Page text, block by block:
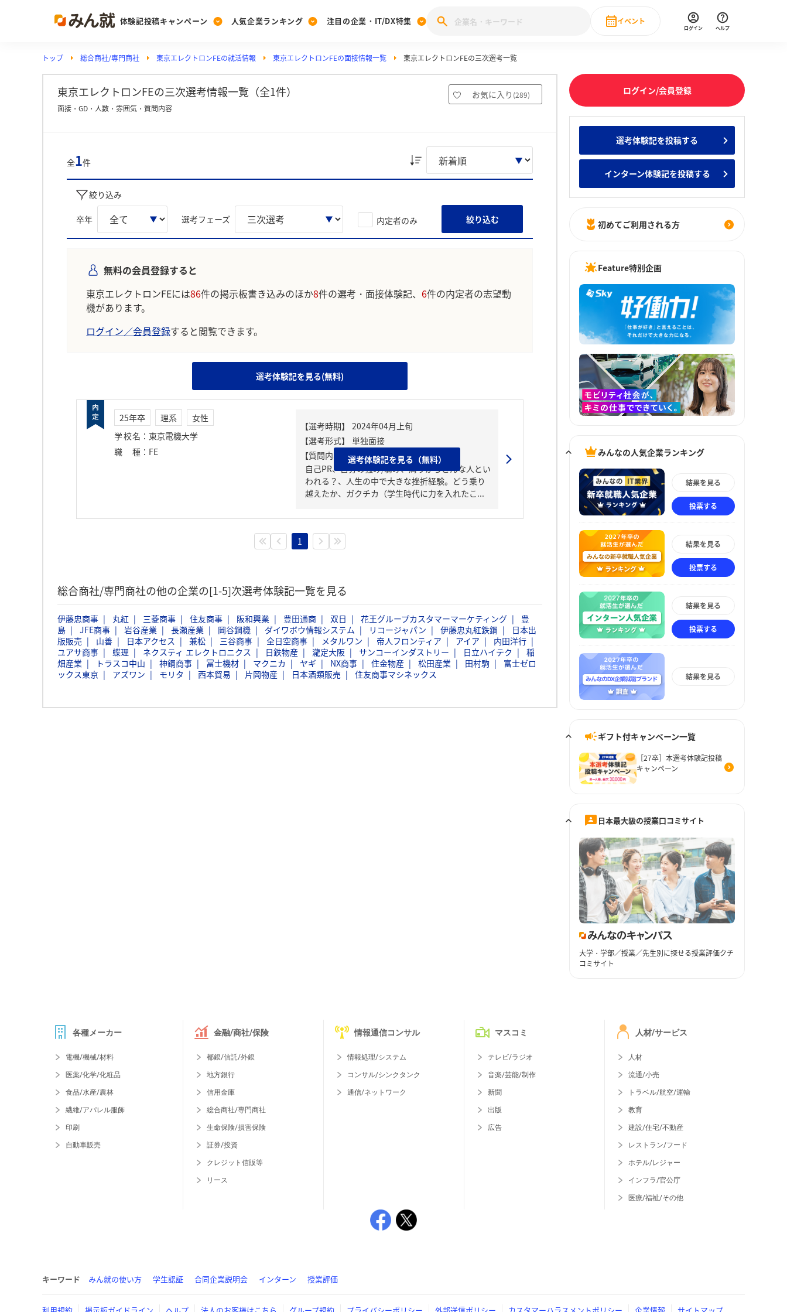
体験記投稿キャンペーン
Post
投稿する
[27卒] 本選考体験記投稿キャンペーン
人気企業ランキング
Ranking
ランキングを見る
Vote みんなの新卒就職人気企業ランキング みんなのインターン人気企業ランキ
注目の企業・IT/DX特集
PickUp
注目の企業特集
28卒 IT・DX現場社員インタビュー
イベント
直近のイベント一覧
ログイン ヘルプ
トップ 総合商社/専門商社 東京エレクトロンFEの就活情報 東京エレクトロンFEの面接情報一覧 東京エレクトロンFEの三次選考一覧
東京エレクトロンFEの三次選考情報一覧（全1件） お気に入り (289)
面接・GD・人数・雰囲気・質問内容
全1件
絞り込み
卒年 選考フェーズ 内定者のみ 絞り込む
無料の会員登録すると
東京エレクトロンFEには86件の掲示板書き込みのほか8件の選考・面接体験記、 6件の内定者の志望動
機があります。
ログイン／会員登録すると閲覧できます。
選考体験記を見る(無料)
25年卒 理系
女性
学校名 ： 東京電機大学
職種 ： FE
【質問内容・課題】
自己PR、自分の強み/弱み、周りからどんな人とい
われる？、人生の中で大きな挫折経験。どう乗り
越えたか、ガクチカ（学生時代に力を入れたこ...
選考体験記を見る（無料）
1
総合商社/専門商社の他の企業の[1-5]次選考体験記一覧を見る
伊藤忠商事 丸紅 三菱商事 住友商事 阪和興業 豊田通商 双日 花王グループカスタマーマーケティング
豊
島
JFE商事 岩谷産業 長瀬産業 岡谷鋼機 ダイワボウ情報システム リコージャパン 伊藤忠丸紅鉄鋼
日本出
版販売
山善 日本アクセス 兼松 三谷商事 全日空商事 メタルワン 帝人フロンティア アイア
内田洋行
ユアサ商事
蝶理 ネクスティ エレクトロニクス 日鉄物産 瀧定大阪 サンコーインダストリー 日立ハイテク
稲
畑産業
トラスコ中山 神鋼商事 冨士機材 マクニカ ヤギ NX商事 住金物産 松田産業 田村駒
富士ゼロ
ックス東京
アズワン モリタ 西本貿易 片岡物産 日本酒類販売 住友商事マシネックス
ログイン/会員登録
選考体験記を投稿する
インターン体験記を投稿する
初めてご利用される方
Feature特別企画
みんなの人気企業ランキング
結果を見る
投票する
結果を見る
投票する
結果を見る
投票する
結果を見る
ギフト付キャンペーン一覧
［27卒］本選考体験記投稿
キャンペーン
日本最大級の授業口コミサイト
大学・学部／授業／先生別に探せる授業評価クチ
コミサイト
各種メーカー
電機/機械/材料
医薬/化学/化粧品
食品/水産/農林
繊維/アパレル服飾
印刷
自動車販売
金融/商社/保険
都銀/信託/外銀
地方銀行
信用金庫
総合商社/専門商社
生命保険/損害保険
証券/投資
クレジット信販等
リース
情報通信コンサル
情報処理/システム
コンサル/シンクタンク
通信/ネットワーク
マスコミ
テレビ/ラジオ
音楽/芸能/制作
新聞
出版
広告
人材/サービス
人材
流通/小売
トラベル/航空/運輸
教育
建設/住宅/不動産
レストラン/フード
ホテル/レジャー
インフラ/官公庁
医療/福祉/その他
キーワード みん就の使い方 学生認証 合同企業説明会 インターン 授業評価